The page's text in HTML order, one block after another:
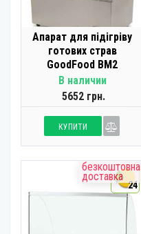
Апарат для підігріву
готових страв
GoodFood BM2
В наличии
5652 грн.
КУПИТИ
безкоштовна
доставка
24